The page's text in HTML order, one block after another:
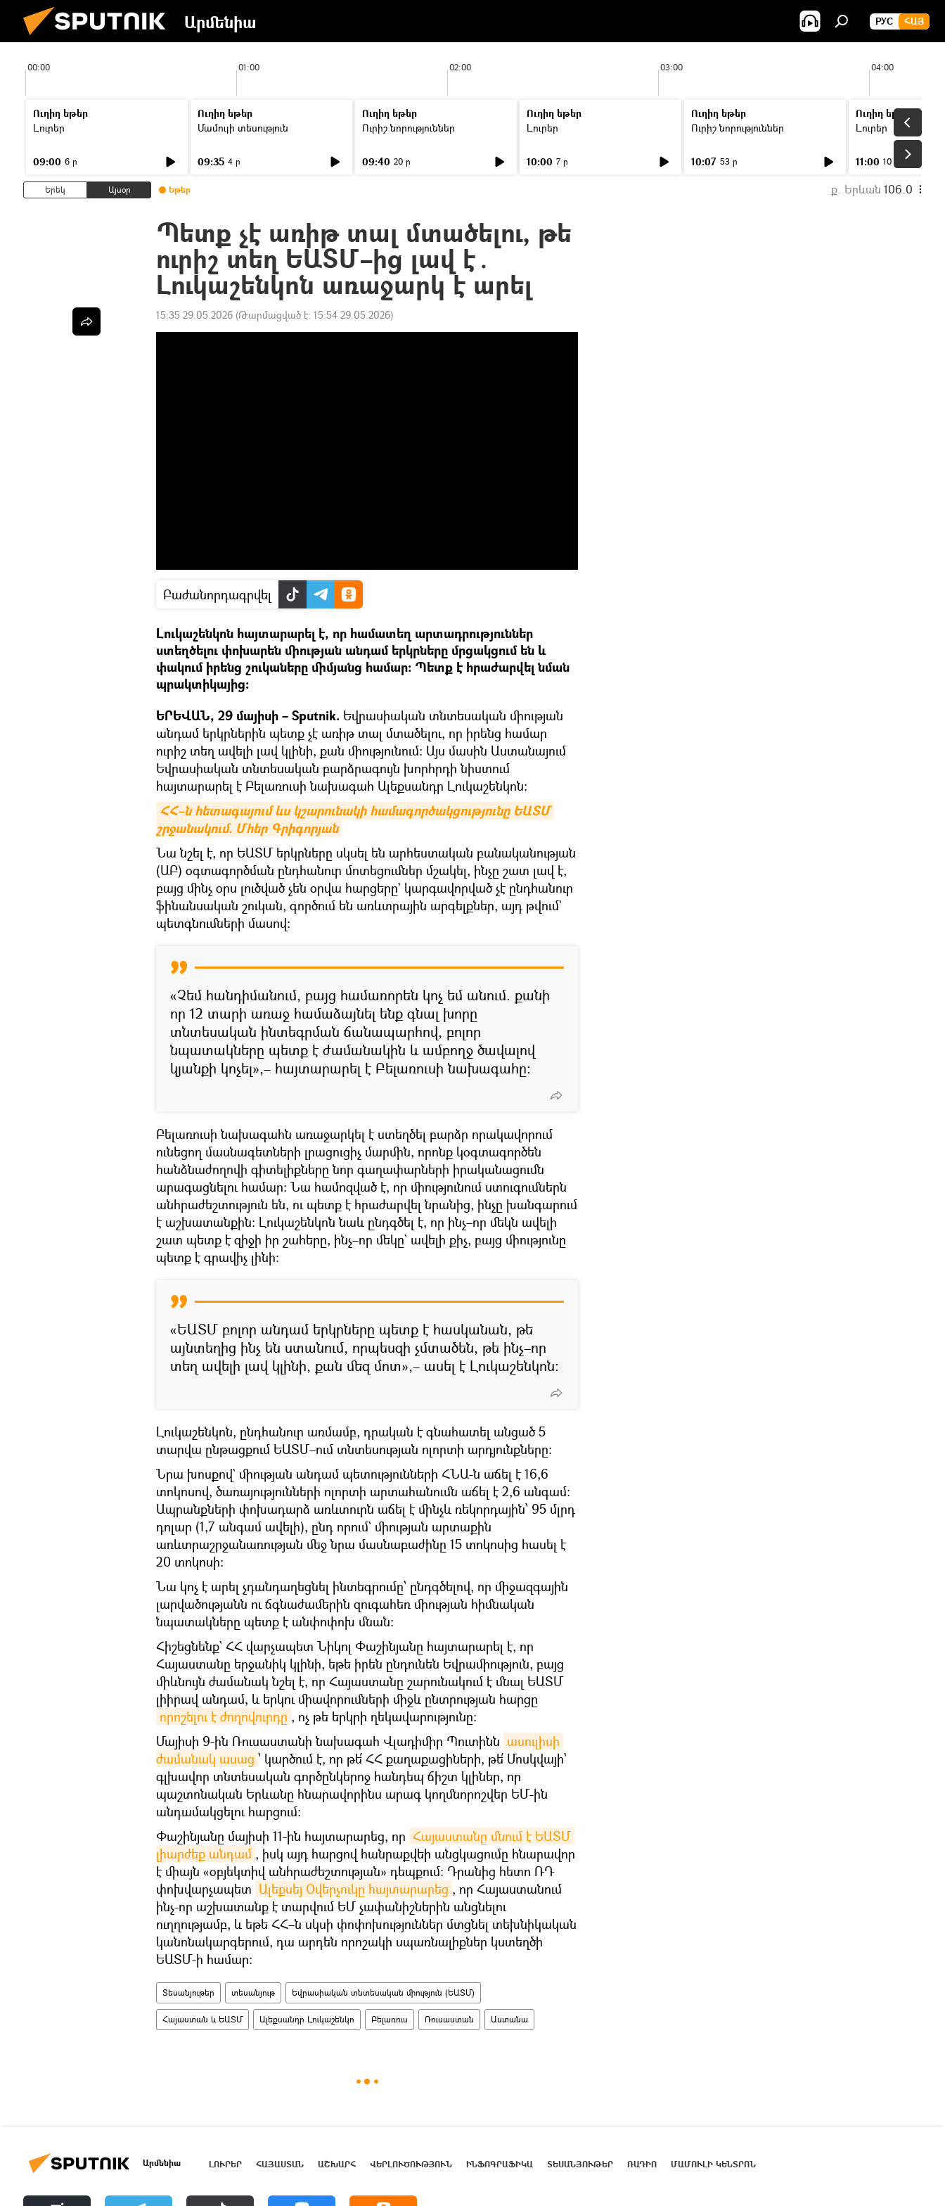
Արմենիա РУС ՀԱՅ
00:00 01:00 02:00 03:00 04:00
Ուղիղ եթեր
Լուրեր
09:00 6 ր
Ուղիղ եթեր
Մամուլի տեսություն
09:35 4 ր
Ուղիղ եթեր
Ուրիշ նորություններ
09:40 20 ր
Ուղիղ եթեր
Լուրեր
10:00 7 ր
Ուղիղ եթեր
Ուրիշ նորություններ
10:07 53 ր
Ուղիղ եթեր
Լուրեր
11:00 10 ր
Երեկ Այսօր Եթեր ք. Երևան 106.0
Պետք չէ առիթ տալ մտածելու, թե
ուրիշ տեղ ԵԱՏՄ–ից լավ է․
Լուկաշենկոն առաջարկ է արել
15:35 29.05.2026 (Թարմացված է: 15:54 29.05.2026)
Բաժանորդագրվել
Լուկաշենկոն հայտարարել է, որ համատեղ արտադրություններ
ստեղծելու փոխարեն միության անդամ երկրները մրցակցում են և
փակում իրենց շուկաները միմյանց համար։ Պետք է հրաժարվել նման
պրակտիկայից։
ԵՐԵՎԱՆ, 29 մայիսի – Sputnik. Եվրասիական տնտեսական միության
անդամ երկրներին պետք չէ առիթ տալ մտածելու, որ իրենց համար
ուրիշ տեղ ավելի լավ կլինի, քան միությունում։ Այս մասին Աստանայում
Եվրասիական տնտեսական բարձրագույն խորհրդի նիստում
հայտարարել է Բելառուսի նախագահ Ալեքսանդր Լուկաշենկոն։
ՀՀ–ն հետագայում ևս կշարունակի համագործակցությունը ԵԱՏՄ
շրջանակում. Մհեր Գրիգորյան
Նա նշել է, որ ԵԱՏՄ երկրները սկսել են արհեստական բանականության
(ԱԲ) օգտագործման ընդհանուր մոտեցումներ մշակել, ինչը շատ լավ է,
բայց մինչ օրս լուծված չեն օրվա հարցերը` կարգավորված չէ ընդհանուր
ֆինանսական շուկան, գործում են առևտրային արգելքներ, այդ թվում`
պետգնումների մասով։
«Չեմ հանդիմանում, բայց համառորեն կոչ եմ անում. քանի
որ 12 տարի առաջ համաձայնել ենք գնալ խորը
տնտեսական ինտեգրման ճանապարհով, բոլոր
նպատակները պետք է ժամանակին և ամբողջ ծավալով
կյանքի կոչել»,– հայտարարել է Բելառուսի նախագահը:
Բելառուսի նախագահն առաջարկել է ստեղծել բարձր որակավորում
ունեցող մասնագետների լրացուցիչ մարմին, որոնք կօգտագործեն
հանձնաժողովի գիտելիքները նոր գաղափարների իրականացումն
արագացնելու համար։ Նա համոզված է, որ միությունում ստուգումներն
անհրաժեշտություն են, ու պետք է հրաժարվել նրանից, ինչը խանգարում
է աշխատանքին։ Լուկաշենկոն նաև ընդգծել է, որ ինչ–որ մեկն ավելի
շատ պետք է զիջի իր շահերը, ինչ–որ մեկը` ավելի քիչ, բայց միությունը
պետք է գրավիչ լինի։
«ԵԱՏՄ բոլոր անդամ երկրները պետք է հասկանան, թե
այնտեղից ինչ են ստանում, որպեսզի չմտածեն, թե ինչ–որ
տեղ ավելի լավ կլինի, քան մեզ մոտ»,– ասել է Լուկաշենկոն։
Լուկաշենկոն, ընդհանուր առմամբ, դրական է գնահատել անցած 5
տարվա ընթացքում ԵԱՏՄ–ում տնտեսության ոլորտի արդյունքները։
Նրա խոսքով` միության անդամ պետությունների ՀՆԱ-ն աճել է 16,6
տոկոսով, ծառայությունների ոլորտի արտահանումն աճել է 2,6 անգամ:
Ապրանքների փոխադարձ առևտուրն աճել է մինչև ռեկորդային՝ 95 մլրդ
դոլար (1,7 անգամ ավելի), ընդ որում` միության արտաքին
առևտրաշրջանառության մեջ նրա մասնաբաժինը 15 տոկոսից հասել է
20 տոկոսի:
Նա կոչ է արել չդանդաղեցնել ինտեգրումը՝ ընդգծելով, որ միջազգային
լարվածությանն ու ճգնաժամերին զուգահեռ միության հիմնական
նպատակները պետք է անփոփոխ մնան։
Հիշեցնենք` ՀՀ վարչապետ Նիկոլ Փաշինյանը հայտարարել է, որ
Հայաստանը երջանիկ կլինի, եթե իրեն ընդունեն Եվրամիություն, բայց
միևնույն ժամանակ նշել է, որ Հայաստանը շարունակում է մնալ ԵԱՏՄ
լիիրավ անդամ, և երկու միավորումների միջև ընտրության հարցը
որոշելու է ժողովուրդը , ոչ թե երկրի ղեկավարությունը:
Մայիսի 9-ին Ռուսաստանի նախագահ Վլադիմիր Պուտինն ասուլիսի
ժամանակ ասաց ՝ կարծում է, որ թե՛ ՀՀ քաղաքացիների, թե՛ Մոսկվայի՝
գլխավոր տնտեսական գործընկերոջ հանդեպ ճիշտ կլիներ, որ
պաշտոնական Երևանը հնարավորինս արագ կողմնորոշվեր ԵՄ-ին
անդամակցելու հարցում։
Փաշինյանը մայիսի 11-ին հայտարարեց, որ Հայաստանը մնում է ԵԱՏՄ
լիարժեք անդամ , իսկ այդ հարցով հանրաքվեի անցկացումը հնարավոր
է միայն «օբյեկտիվ անհրաժեշտության» դեպքում: Դրանից հետո ՌԴ
փոխվարչապետ Ալեքսեյ Օվերչուկը հայտարարեց , որ Հայաստանում
ինչ-որ աշխատանք է տարվում ԵՄ չափանիշներին անցնելու
ուղղությամբ, և եթե ՀՀ–ն սկսի փոփոխություններ մտցնել տեխնիկական
կանոնակարգերում, դա արդեն որոշակի սպառնալիքներ կստեղծի
ԵԱՏՄ-ի համար:
Տեսանյութեր տեսանյութ Եվրասիական տնտեսական միություն (ԵԱՏՄ)
Հայաստան և ԵԱՏՄ Ալեքսանդր Լուկաշենկո Բելառուս Ռուսաստան Աստանա
Արմենիա ԼՈՒՐԵՐ ՀԱՅԱՍՏԱՆ ԱՇԽԱՐՀ ՎԵՐԼՈՒԾՈՒԹՅՈՒՆ ԻՆՖՈԳՐԱՖԻԿԱ ՏԵՍԱՆՅՈՒԹԵՐ ՌԱԴԻՈ ՄԱՄՈՒԼԻ ԿԵՆՏՐՈՆ